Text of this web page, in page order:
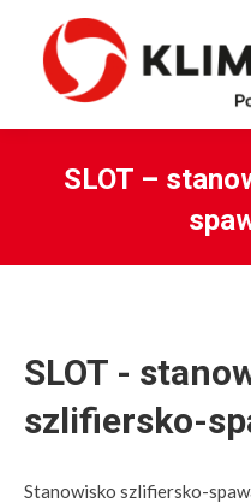
SLOT –
SLOT -
szlifiersko-
Stanowisko szlifiersko-